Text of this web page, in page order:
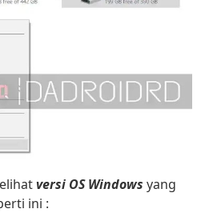
versi OS Windows yang
ini :